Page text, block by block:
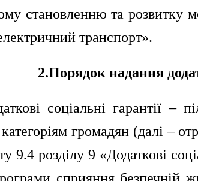
становленню та розвитку
транспорт».
2.Порядок надання
соціальні гарантії –
громадян (далі –
9.4 розділу 9 «Додаткові